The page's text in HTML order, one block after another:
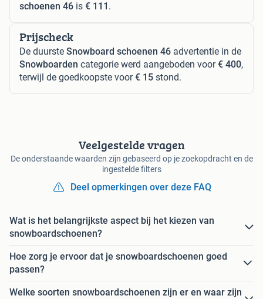
schoenen 46 is € 111 .
Prijscheck
De duurste Snowboard schoenen 46 advertentie in de
Snowboarden categorie werd aangeboden voor€ 400,
terwijl de goedkoopste voor€ 15 stond.
Veelgestelde vragen
De onderstaande waarden zijn gebaseerd op je zoekopdracht en de
ingestelde filters
Deel opmerkingen over deze FAQ
Wat is het belangrijkste aspect bij het kiezen van
snowboardschoenen?
Hoe zorg je ervoor dat je snowboardschoenen goed
passen?
Welke soorten snowboardschoenen zijn er en waar zijn